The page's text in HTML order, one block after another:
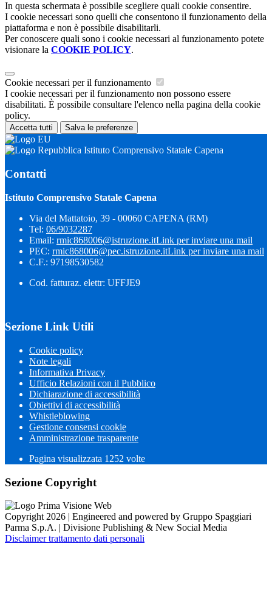
In questa schermata è possibile scegliere quali cookie consentire.
I cookie necessari sono quelli che consentono il funzionamento della
piattaforma e non è possibile disabilitarli.
Per conoscere quali sono i cookie necessari al funzionamento potete
visionare la COOKIE POLICY.
Cookie necessari per il funzionamento
I cookie necessari per il funzionamento non possono essere
disabilitati. È possibile consultare l'elenco nella pagina della cookie
policy.
Accetta tutti Salva le preferenze
Istituto Comprensivo Statale Capena
Contatti
Istituto Comprensivo Statale Capena
Via del Mattatoio, 39 - 00060 CAPENA (RM)
Tel: 06/9032287
Email: rmic868006@istruzione.itLink per inviare una mail
PEC: rmic868006@pec.istruzione.itLink per inviare una mail
C.F.: 97198530582
Cod. fatturaz. elettr: UFFJE9
Sezione Link Utili
Cookie policy
Note legali
Informativa Privacy
Ufficio Relazioni con il Pubblico
Dichiarazione di accessibilità
Obiettivi di accessibilità
Whistleblowing
Gestione consensi cookie
Amministrazione trasparente
Pagina visualizzata 1252 volte
Sezione Copyright
Copyright 2026 | Engineered and powered by Gruppo Spaggiari
Parma S.p.A. | Divisione Publishing & New Social Media
Disclaimer trattamento dati personali